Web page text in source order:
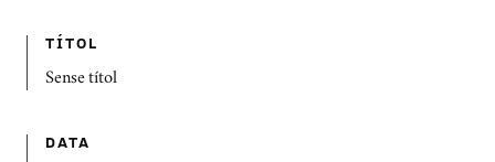
TÍTOL
Sense títol
DATA